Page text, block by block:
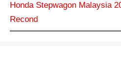
Honda Stepwagon Malaysia
Recond